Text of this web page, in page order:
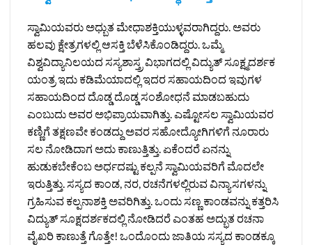
ಸ್ವಾಮಿಯವರು ಅಧ್ಬುತ ಮೇಧಾಶಕ್ತಿಯುಳ್ಳವರಾಗಿದ್ದರು. ಅವರು
ಹಲವು ಕ್ಷೇತ್ರಗಳಲ್ಲಿ ಆಸಕ್ತಿ ಬೆಳೆಸಿಕೊಂಡಿದ್ದರು. ಒಮ್ಮೆ
ವಿಶ್ವವಿದ್ಯಾನಿಲಯದ ಸಸ್ಯಶಾಸ್ತ್ರ ವಿಭಾಗದಲ್ಲಿ ವಿದ್ಯುತ್‌ ಸೂಕ್ಷ್ಮದರ್ಶಕ
ಯಂತ್ರ ಇದು ಕಡಿಮೆಯಾದಲ್ಲಿ ಇದರ ಸಹಾಯದಿಂದ ಇವುಗಳ
ಸಹಾಯದಿಂದ ದೊಡ್ಡ ದೊಡ್ಡ ಸಂಶೋಧನೆ ಮಾಡಬಹುದು
ಎಂಬುದು ಅವರ ಅಭಿಪ್ರಾಯವಾಗಿತ್ತು. ಎಷ್ಟೋಸಲ ಸ್ವಾಮಿಯವರ
ಕಣ್ಣಿಗೆ ತಕ್ಷಣವೇ ಕಂಡದ್ದು ಅವರ ಸಹೋದ್ಯೋಗಿಗಳಿಗೆ ನೂರಾರು
ಸಲ ನೋಡಿದಾಗ ಅದು ಕಾಣುತ್ತಿತ್ತು. ಏಕೆಂದರೆ ಏನನ್ನು
ಹುಡುಕಬೇಕೆಂಬ ಅರ್ಧದಷ್ಟು ಕಲ್ಪನೆ ಸ್ವಾಮಿಯವರಿಗೆ ಮೊದಲೇ
ಇರುತ್ತಿತ್ತು. ಸಸ್ಯದ ಕಾಂಡ, ನರ, ರಚನೆಗಳಲ್ಲಿರುವ ವಿನ್ಯಾಸಗಳನ್ನು
ಗ್ರಹಿಸುವ ಕಲ್ಪನಾಶಕ್ತಿ ಅವರಿಗಿತ್ತು. ಒಂದು ಸಣ್ಣ ಕಾಂಡವನ್ನು ಕತ್ತರಿಸಿ
ವಿದ್ಯುತ್‌ ಸೂಕ್ಷದರ್ಶಕದಲ್ಲಿ ನೋಡಿದರೆ ಎಂತಹ ಅದ್ಭುತ ರಚನಾ
ವೈಖರಿ ಕಾಣುತ್ತೆ ಗೊತ್ತೇ! ಒಂದೊಂದು ಜಾತಿಯ ಸಸ್ಯದ ಕಾಂಡಕ್ಕೂ